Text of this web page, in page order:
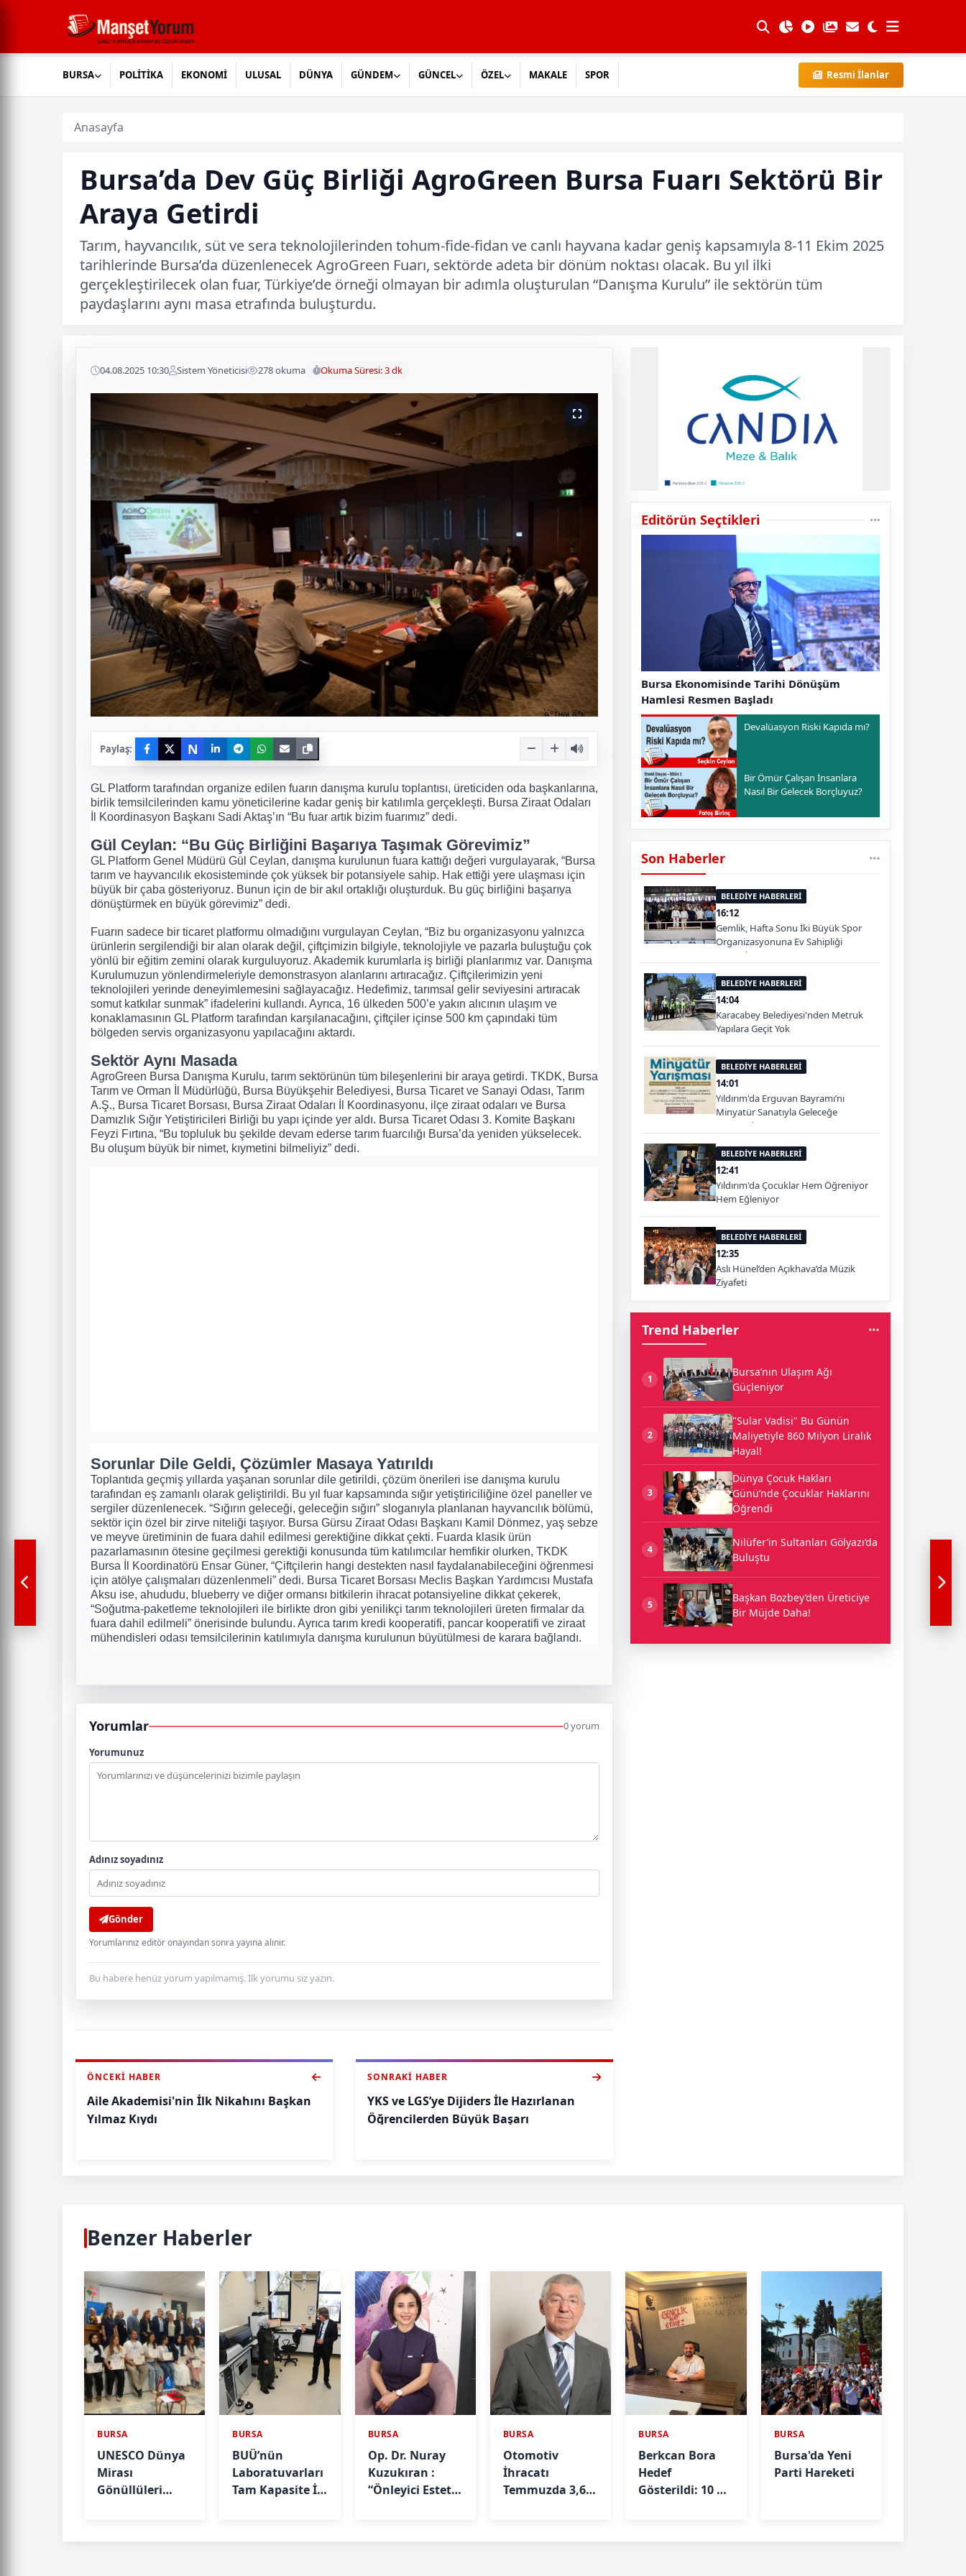
BURSA POLİTİKA EKONOMİ ULUSAL DÜNYA GÜNDEM GÜNCEL ÖZEL MAKALE SPOR Resmi İlanlar
Anasayfa
Bursa’da Dev Güç Birliği AgroGreen Bursa Fuarı Sektörü Bir
Araya Getirdi
Tarım, hayvancılık, süt ve sera teknolojilerinden tohum-fide-fidan ve canlı hayvana kadar geniş kapsamıyla 8-11 Ekim 2025
tarihlerinde Bursa’da düzenlenecek AgroGreen Fuarı, sektörde adeta bir dönüm noktası olacak. Bu yıl ilki
gerçekleştirilecek olan fuar, Türkiye’de örneği olmayan bir adımla oluşturulan “Danışma Kurulu” ile sektörün tüm
paydaşlarını aynı masa etrafında buluşturdu.
04.08.2025 10:30 Sistem Yöneticisi 278 okuma Okuma Süresi: 3 dk
Paylaş: N
GL Platform tarafından organize edilen fuarın danışma kurulu toplantısı, üreticiden oda başkanlarına,
birlik temsilcilerinden kamu yöneticilerine kadar geniş bir katılımla gerçekleşti. Bursa Ziraat Odaları
İl Koordinasyon Başkanı Sadi Aktaş’ın “Bu fuar artık bizim fuarımız” dedi.
Gül Ceylan: “Bu Güç Birliğini Başarıya Taşımak Görevimiz”
GL Platform Genel Müdürü Gül Ceylan, danışma kurulunun fuara kattığı değeri vurgulayarak, “Bursa
tarım ve hayvancılık ekosisteminde çok yüksek bir potansiyele sahip. Hak ettiği yere ulaşması için
büyük bir çaba gösteriyoruz. Bunun için de bir akıl ortaklığı oluşturduk. Bu güç birliğini başarıya
dönüştürmek en büyük görevimiz” dedi.
Fuarın sadece bir ticaret platformu olmadığını vurgulayan Ceylan, “Biz bu organizasyonu yalnızca
ürünlerin sergilendiği bir alan olarak değil, çiftçimizin bilgiyle, teknolojiyle ve pazarla buluştuğu çok
yönlü bir eğitim zemini olarak kurguluyoruz. Akademik kurumlarla iş birliği planlarımız var. Danışma
Kurulumuzun yönlendirmeleriyle demonstrasyon alanlarını artıracağız. Çiftçilerimizin yeni
teknolojileri yerinde deneyimlemesini sağlayacağız. Hedefimiz, tarımsal gelir seviyesini artıracak
somut katkılar sunmak” ifadelerini kullandı. Ayrıca, 16 ülkeden 500’e yakın alıcının ulaşım ve
konaklamasının GL Platform tarafından karşılanacağını, çiftçiler içinse 500 km çapındaki tüm
bölgeden servis organizasyonu yapılacağını aktardı.
Sektör Aynı Masada
AgroGreen Bursa Danışma Kurulu, tarım sektörünün tüm bileşenlerini bir araya getirdi. TKDK, Bursa
Tarım ve Orman İl Müdürlüğü, Bursa Büyükşehir Belediyesi, Bursa Ticaret ve Sanayi Odası, Tarım
A.Ş., Bursa Ticaret Borsası, Bursa Ziraat Odaları İl Koordinasyonu, ilçe ziraat odaları ve Bursa
Damızlık Sığır Yetiştiricileri Birliği bu yapı içinde yer aldı. Bursa Ticaret Odası 3. Komite Başkanı
Feyzi Fırtına, “Bu topluluk bu şekilde devam ederse tarım fuarcılığı Bursa’da yeniden yükselecek.
Bu oluşum büyük bir nimet, kıymetini bilmeliyiz” dedi.
Sorunlar Dile Geldi, Çözümler Masaya Yatırıldı
Toplantıda geçmiş yıllarda yaşanan sorunlar dile getirildi, çözüm önerileri ise danışma kurulu
tarafından eş zamanlı olarak geliştirildi. Bu yıl fuar kapsamında sığır yetiştiriciliğine özel paneller ve
sergiler düzenlenecek. “Sığırın geleceği, geleceğin sığırı” sloganıyla planlanan hayvancılık bölümü,
sektör için özel bir zirve niteliği taşıyor. Bursa Gürsu Ziraat Odası Başkanı Kamil Dönmez, yaş sebze
ve meyve üretiminin de fuara dahil edilmesi gerektiğine dikkat çekti. Fuarda klasik ürün
pazarlamasının ötesine geçilmesi gerektiği konusunda tüm katılımcılar hemfikir olurken, TKDK
Bursa İl Koordinatörü Ensar Güner, “Çiftçilerin hangi destekten nasıl faydalanabileceğini öğrenmesi
için atölye çalışmaları düzenlenmeli” dedi. Bursa Ticaret Borsası Meclis Başkan Yardımcısı Mustafa
Aksu ise, ahududu, blueberry ve diğer ormansı bitkilerin ihracat potansiyeline dikkat çekerek,
“Soğutma-paketleme teknolojileri ile birlikte dron gibi yenilikçi tarım teknolojileri üreten firmalar da
fuara dahil edilmeli” önerisinde bulundu. Ayrıca tarım kredi kooperatifi, pancar kooperatifi ve ziraat
mühendisleri odası temsilcilerinin katılımıyla danışma kurulunun büyütülmesi de karara bağlandı.
Yorumlar 0 yorum
Yorumunuz
Adınız soyadınız
Gönder
Yorumlarınız editör onayından sonra yayına alınır.
Bu habere henüz yorum yapılmamış. İlk yorumu siz yazın.
ÖNCEKI HABER
Aile Akademisi'nin İlk Nikahını Başkan
Yılmaz Kıydı
SONRAKI HABER
YKS ve LGS’ye Dijiders İle Hazırlanan
Öğrencilerden Büyük Başarı
Editörün Seçtikleri
Bursa Ekonomisinde Tarihi Dönüşüm
Hamlesi Resmen Başladı
Devalüasyon Riski Kapıda mı?
Bir Ömür Çalışan İnsanlara
Nasıl Bir Gelecek Borçluyuz?
Son Haberler
BELEDİYE HABERLERİ
16:12
Gemlik, Hafta Sonu İki Büyük Spor
Organizasyonuna Ev Sahipliği
Yapacak
BELEDİYE HABERLERİ
14:04
Karacabey Belediyesi'nden Metruk
Yapılara Geçit Yok
BELEDİYE HABERLERİ
14:01
Yıldırım'da Erguvan Bayramı’nı
Minyatür Sanatıyla Geleceğe
Taşınacak
BELEDİYE HABERLERİ
12:41
Yıldırım'da Çocuklar Hem Öğreniyor
Hem Eğleniyor
BELEDİYE HABERLERİ
12:35
Aslı Hünel’den Açıkhava’da Müzik
Ziyafeti
Trend Haberler
1
Bursa’nın Ulaşım Ağı
Güçleniyor
2
"Sular Vadisi" Bu Günün
Maliyetiyle 860 Milyon Liralık
Hayal!
3
Dünya Çocuk Hakları
Günü’nde Çocuklar Haklarını
Öğrendi
4
Nilüfer’in Sultanları Gölyazı’da
Buluştu
5
Başkan Bozbey’den Üreticiye
Bir Müjde Daha!
Benzer Haberler
BURSA
UNESCO Dünya
Mirası
Gönüllüleri
BURSA
BUÜ’nün
Laboratuvarları
Tam Kapasite İle
BURSA
Op. Dr. Nuray
Kuzukıran :
“Önleyici Estetik
BURSA
Otomotiv
İhracatı
Temmuzda 3,6
BURSA
Berkcan Bora
Hedef
Gösterildi: 10 Yıl
BURSA
Bursa'da Yeni
Parti Hareketi